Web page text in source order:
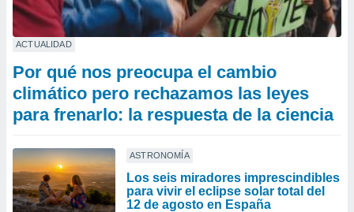
ACTUALIDAD
Por qué nos preocupa el cambio
climático pero rechazamos las leyes
para frenarlo: la respuesta de la ciencia
ASTRONOMÍA
Los seis miradores imprescindibles
para vivir el eclipse solar total del
12 de agosto en España